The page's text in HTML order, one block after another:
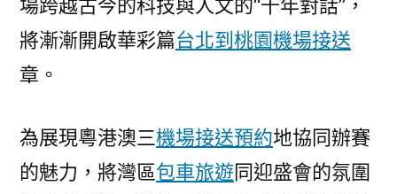
場跨越古今的科技與人文的“千年對話”，
將漸漸開啟華彩篇台北到桃園機場接送
章。
為展現粵港澳三機場接送預約地協同辦賽
的魅力，將灣區包車旅遊同迎盛會的氛圍